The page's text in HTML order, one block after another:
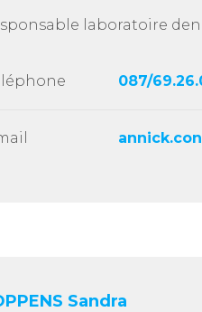
laboratoire
087/
Sandra